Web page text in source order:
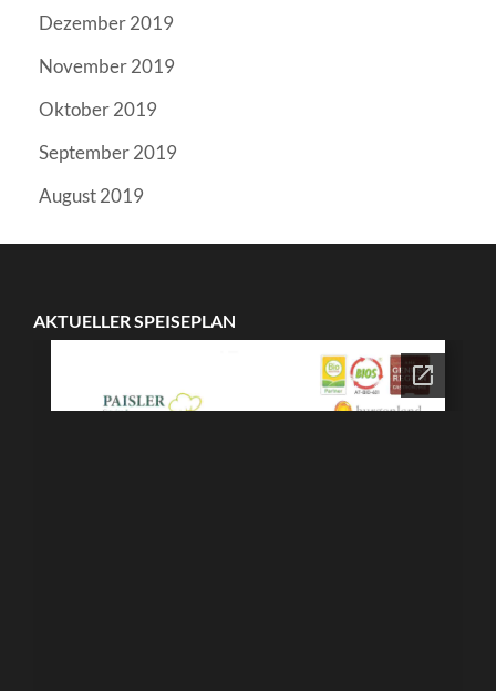
Dezember 2019
November 2019
Oktober 2019
September 2019
August 2019
AKTUELLER SPEISEPLAN